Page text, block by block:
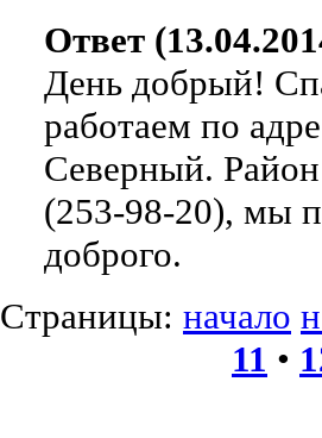
Ответ
День добрый!
работаем по
Северный.
(253-98-20), мы
доброго.
Страницы: начало
11 •